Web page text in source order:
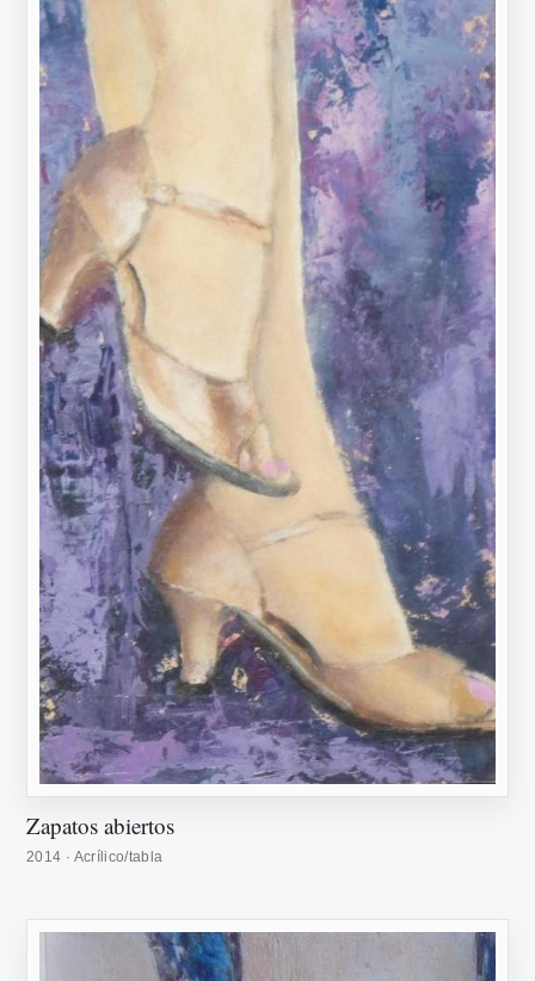
Zapatos abiertos
2014 · Acrílico/tabla